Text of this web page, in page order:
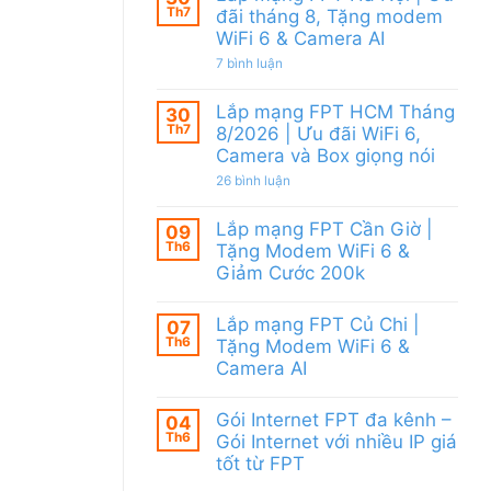
Modem
WiFi
6,
tặng
Camera
giảm
cước
Khánh
Hòa
–
tặng
WiFi
Box
Camera
Th7
đãi tháng 8, Tặng modem
WiFi 6 & Camera AI
7 bình luận
FPT
Hà
Nội
|
đãi
Tặng
modem
WiFi
6
AI
30
Th7
Lắp mạng FPT HCM Tháng
8/2026 | Ưu đãi WiFi 6,
Camera và Box giọng nói
26 bình luận
FPT
HCM
Tháng
8/2026
đãi
WiFi
6,
Camera
và
giọng
nói
09
Th6
Lắp mạng FPT Cần Giờ |
Tặng Modem WiFi 6 &
Giảm Cước 200k
bình
luận
ở
Lắp
Cần
Giờ
|
Tặng
07
Th6
Lắp mạng FPT Củ Chi |
Tặng Modem WiFi 6 &
Camera AI
bình
luận
ở
Lắp
04
Th6
Gói Internet FPT đa kênh –
Gói Internet với nhiều IP giá
tốt từ FPT